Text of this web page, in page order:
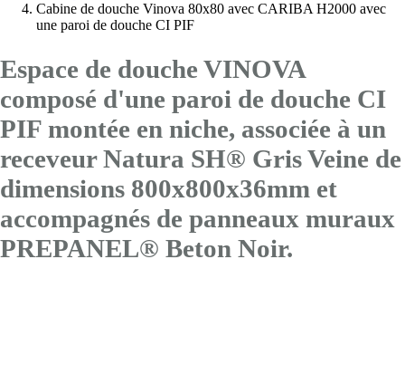
Cabine de douche Vinova 80x80 avec CARIBA H2000 avec
une paroi de douche CI PIF
Espace de douche VINOVA
composé d'une paroi de douche CI
PIF montée en niche, associée à un
receveur Natura SH® Gris Veine de
dimensions 800x800x36mm et
accompagnés de panneaux muraux
PREPANEL® Beton Noir.